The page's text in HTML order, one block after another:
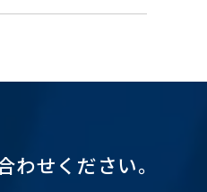
わせください。